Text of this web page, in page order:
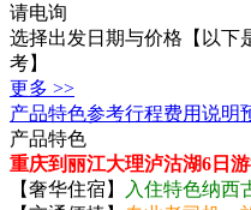
请电询
选择出发日期与价格 【以
考】
更多 >>
产品特色参考行程费用说明
产品特色
重庆到丽江大理泸沽湖6日游
【奢华住宿】
入住特色纳西